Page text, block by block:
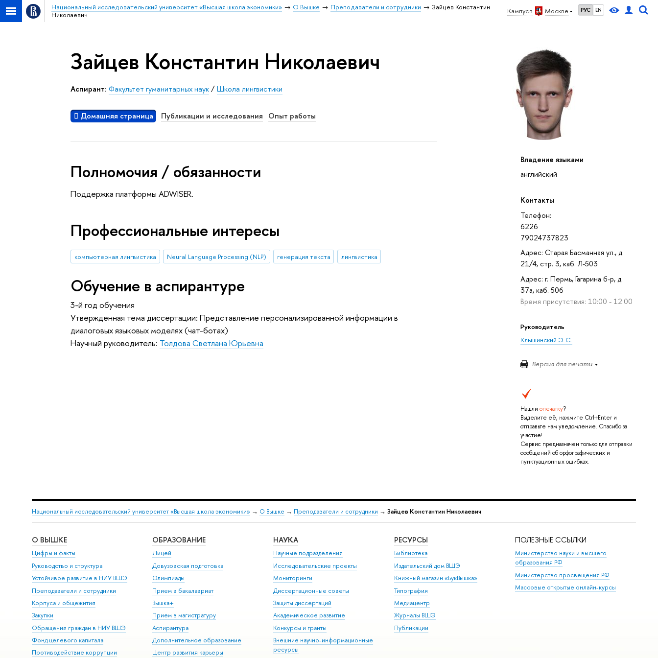
Кампус в Москве РУС EN
Национальный исследовательский университет «Высшая школа экономики» О Вышке Преподаватели и сотрудники
Зайцев Константин
Николаевич
Владение языками
английский
Контакты
Телефон:
6226
79024737823
Адрес: Старая Басманная ул., д.
21/4, стр. 3, каб. Л-503
Адрес: г. Пермь, Гагарина б-р, д.
37а, каб. 506
Время присутствия: 10:00 - 12:00
Руководитель
Клышинский Э. С.
Версия для печати
Нашли опечатку?
Выделите её, нажмите Ctrl+Enter и
отправьте нам уведомление. Спасибо за
участие!
Сервис предназначен только для отправки
сообщений об орфографических и
пунктуационных ошибках.
Зайцев Константин Николаевич
аспирант: Факультет гуманитарных наук/Школа лингвистики
Домашняя страница Публикации и исследования Опыт работы
Полномочия / обязанности
Поддержка платформы ADWISER.
Профессиональные интересы
компьютерная лингвистика Neural Language Processing (NLP) генерация текста лингвистика
Обучение в аспирантуре
3-й год обучения
Утвержденная тема диссертации: Представление персонализированной информации в
диалоговых языковых моделях (чат-ботах)
Научный руководитель: Толдова Светлана Юрьевна
Национальный исследовательский университет «Высшая школа экономики» → О Вышке → Преподаватели и сотрудники → Зайцев Константин Николаевич
О ВЫШКЕ
Цифры и факты
Руководство и структура
Устойчивое развитие в НИУ ВШЭ
Преподаватели и сотрудники
Корпуса и общежития
Закупки
Обращения граждан в НИУ ВШЭ
Фонд целевого капитала
Противодействие коррупции
ОБРАЗОВАНИЕ
Лицей
Довузовская подготовка
Олимпиады
Прием в бакалавриат
Вышка+
Прием в магистратуру
Аспирантура
Дополнительное образование
Центр развития карьеры
НАУКА
Научные подразделения
Исследовательские проекты
Мониторинги
Диссертационные советы
Защиты диссертаций
Академическое развитие
Конкурсы и гранты
Внешние научно-информационные
ресурсы
РЕСУРСЫ
Библиотека
Издательский дом ВШЭ
Книжный магазин «БукВышка»
Типография
Медиацентр
Журналы ВШЭ
Публикации
ПОЛЕЗНЫЕ ССЫЛКИ
Министерство науки и высшего
образования РФ
Министерство просвещения РФ
Массовые открытые онлайн-курсы